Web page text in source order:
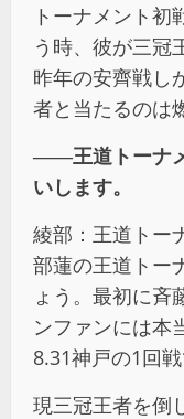
トーナメント初
う時、彼が三冠
昨年の安齊戦し
者と当たるのは
――王道トーナ
いします。
綾部：王道トー
部蓮の王道トー
ょう。最初に斉
ンファンには本
8.31神戸の1回
現三冠王者を倒